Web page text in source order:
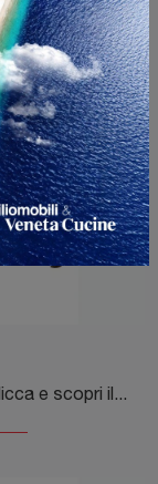
Cerchi una sedia da pranzo in legno? Clicca e scopri il modello Alessia di Veneta Cucine per completare i tuoi interni ottimamente.